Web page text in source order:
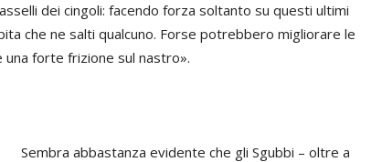
dei cingoli: facendo forza soltanto su questi ultimi
che ne salti qualcuno. Forse potrebbero migliorare le
una forte frizione sul nastro».
Sembra abbastanza evidente che gli Sgubbi – oltre a